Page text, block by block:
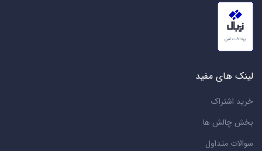
لینک های مفید
خرید اشتراک
بخش چالش ها
سوالات متداول